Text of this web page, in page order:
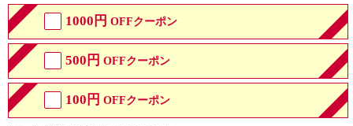
1000円 OFFクーポン
500円 OFFクーポン
100円 OFFクーポン